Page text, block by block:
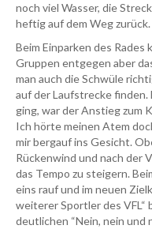
noch viel Wasser, die
heftig auf dem Weg zurück.
Beim Einparken des Rades
Gruppen entgegen aber
man auch die Schwüle
auf der Laufstrecke finden.
ging, war der Anstieg zum
Ich hörte meinen Atem
mir bergauf ins Gesicht.
Rückenwind und nach der
das Tempo zu steigern.
eins rauf und im neuen
weiterer Sportler des VFL“
deutlichen “Nein, nein und